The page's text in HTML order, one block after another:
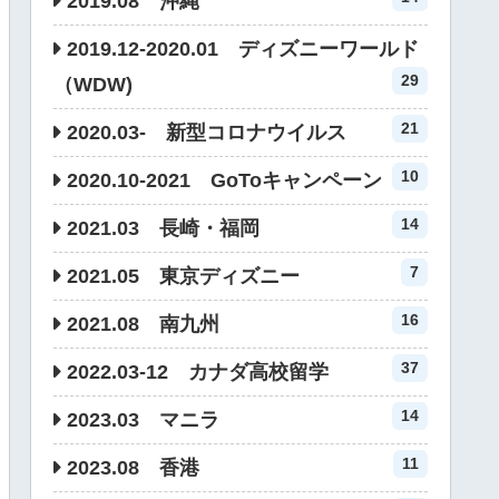
2019.12-2020.01 ディズニーワールド
（WDW)
29
2020.03- 新型コロナウイルス 21
2020.10-2021 GoToキャンペーン 10
2021.03 長崎・福岡 14
2021.05 東京ディズニー 7
2021.08 南九州 16
2022.03-12 カナダ高校留学 37
2023.03 マニラ 14
2023.08 香港 11